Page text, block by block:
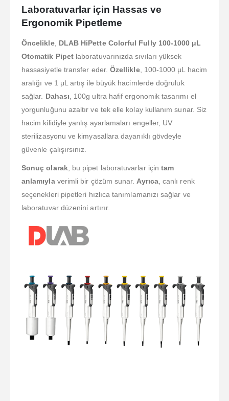
Laboratuvarlar için Hassas ve
Ergonomik Pipetleme
Öncelikle, DLAB HiPette Colorful Fully 100-1000 μL
Otomatik Pipetlaboratuvarınızda sıvıları yüksek
hassasiyetle transfer eder. Özellikle, 100-1000 μL hacim
aralığı ve 1 μL artış ile büyük hacimlerde doğruluk
sağlar. Dahası, 100g ultra hafif ergonomik tasarımı el
yorgunluğunu azaltır ve tek elle kolay kullanım sunar. Siz
hacim kilidiyle yanlış ayarlamaları engeller, UV
sterilizasyonu ve kimyasallara dayanıklı gövdeyle
güvenle çalışırsınız.
Sonuç olarak, bu pipet laboratuvarlar içintam
anlamıylaverimli bir çözüm sunar.Ayrıca, canlı renk
seçenekleri pipetleri hızlıca tanımlamanızı sağlar ve
laboratuvar düzenini artırır.